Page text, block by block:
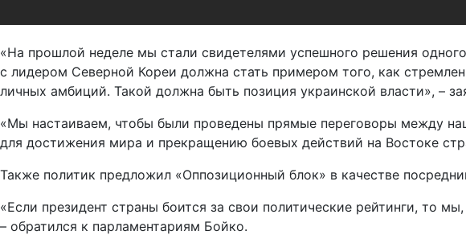
«На прошлой неделе мы стали свидетелями успешного решения
с лидером Северной Кореи должна стать примером того, как
личных амбиций. Такой должна быть позиция украинской власти», –
«Мы настаиваем, чтобы были проведены прямые переговоры между
для достижения мира и прекращению боевых действий на Востоке
Также политик предложил «Оппозиционный блок» в качестве
«Если президент страны боится за свои политические рейтинги, то
– обратился к парламентариям Бойко.